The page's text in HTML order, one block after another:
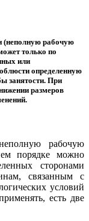
(неполную рабочую
только по
или
определенную
занятости. При
размеров
рабочую
порядке можно
сторонами
связанным с
условий
есть две